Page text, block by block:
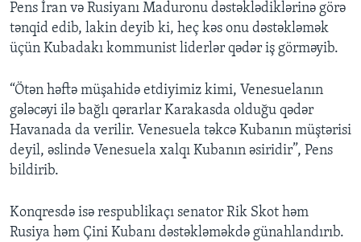
Pens İran və Rusiyanı Maduronu dəstəklədiklərinə görə
tənqid edib, lakin deyib ki, heç kəs onu dəstəkləmək
üçün Kubadakı kommunist liderlər qədər iş görməyib.
“Ötən həftə müşahidə etdiyimiz kimi, Venesuelanın
gələcəyi ilə bağlı qərarlar Karakasda olduğu qədər
Havanada da verilir. Venesuela təkcə Kubanın müştərisi
deyil, əslində Venesuela xalqı Kubanın əsiridir”, Pens
bildirib.
Konqresdə isə respublikaçı senator Rik Skot həm
Rusiya həm Çini Kubanı dəstəkləməkdə günahlandırıb.